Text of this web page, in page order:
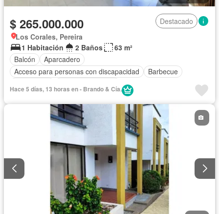
$ 265.000.000
Destacado
Los Corales, Pereira
1 Habitación
2 Baños
63 m²
Balcón
Aparcadero
Acceso para personas con discapacidad
Barbecue
Hace 5 días, 13 horas en - Brando & Cía.